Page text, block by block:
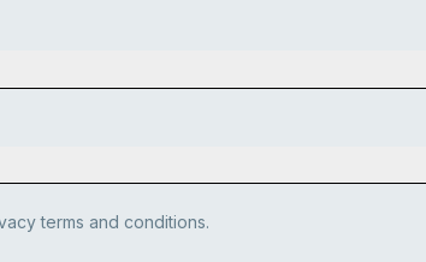
terms and conditions.